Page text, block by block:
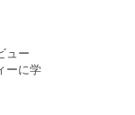
ュー
ーに学